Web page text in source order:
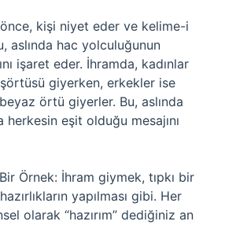
kişi niyet eder ve kelime-i
aslında hac yolculuğunun
işaret eder. İhramda, kadınlar
giyerken, erkekler ise
örtü giyerler. Bu, aslında
herkesin eşit olduğu mesajını
Örnek: İhram giymek, tıpkı bir
yapılması gibi. Her
olarak “hazırım” dediğiniz an